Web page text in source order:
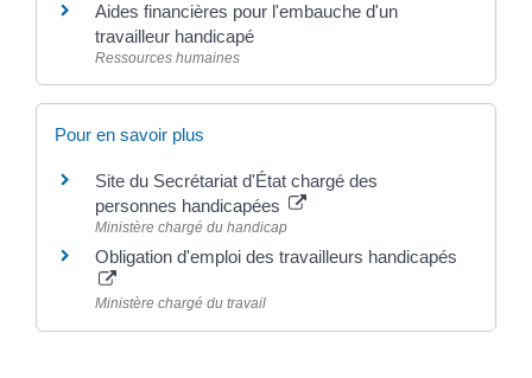
Aides financières pour l'embauche d'un
travailleur handicapé
Ressources humaines
Pour en savoir plus
Site du Secrétariat d'État chargé des
personnes handicapées
Ministère chargé du handicap
Obligation d'emploi des travailleurs handicapés
Ministère chargé du travail